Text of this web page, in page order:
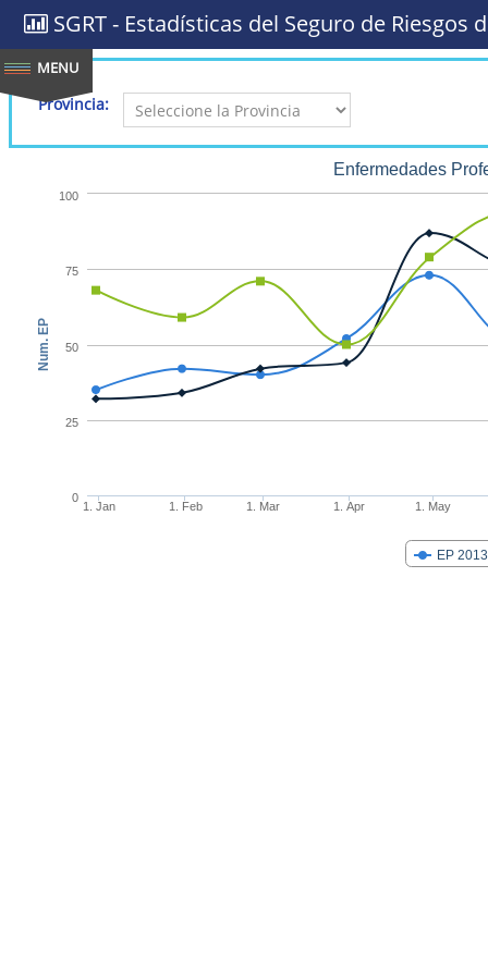
SGRT - Estadísticas del Seguro de Riesgos
Provincia:
Num. EP
Enfermedades
EP 2013
1. Jan 1. Feb 1. Mar 1. Apr 1. May
0
100
25
50
75